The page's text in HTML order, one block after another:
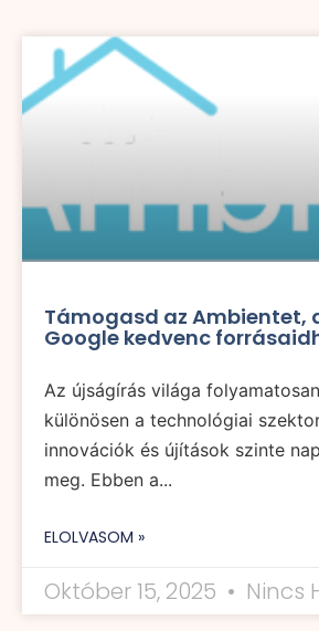
Támogasd az Ambientet,
Google kedvenc
Az újságírás világa
különösen a technológiai
innovációk és újítások szinte
meg. Ebben a...
ELOLVASOM »
Október 15, 2025 Nincs